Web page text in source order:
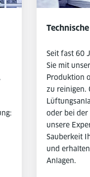
Seit fast 60
Sie mit
Produktion
zu reinigen.
oder bei der
unsere
Sauberkeit
und
Anlagen.